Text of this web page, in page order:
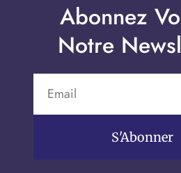
Abonnez
Notre
S'Abonner